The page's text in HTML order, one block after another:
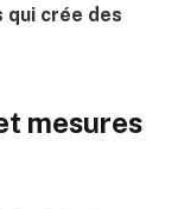
qui crée des
mesures